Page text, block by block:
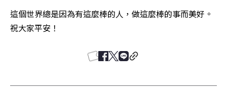
這個世界總是因為有這麼棒的人，做這麼棒的事而美好。
祝大家平安！